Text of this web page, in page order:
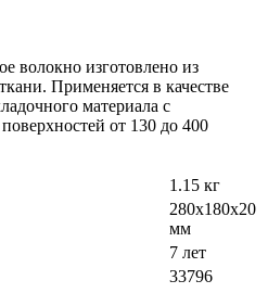
волокно изготовлено из
Применяется в качестве
материала с
от 130 до 400
1.15 кг
280х180х20
мм
7 лет
33796